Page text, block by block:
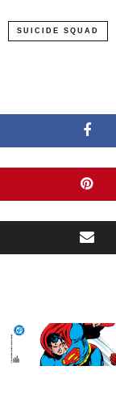
SUICIDE SQUAD